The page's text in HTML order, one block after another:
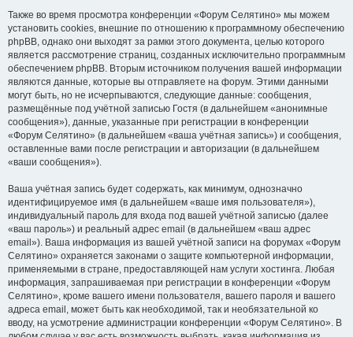
Также во время просмотра конференции «Форум Селятино» мы можем
установить cookies, внешние по отношению к программному обеспечению
phpBB, однако они выходят за рамки этого документа, целью которого
является рассмотрение страниц, созданных исключительно программным
обеспечением phpBB. Вторым источником получения вашей информации
являются данные, которые вы отправляете на форум. Этими данными
могут быть, но не исчерпываются, следующие данные: сообщения,
размещённые под учётной записью Гостя (в дальнейшем «анонимные
сообщения»), данные, указанные при регистрации в конференции
«Форум Селятино» (в дальнейшем «ваша учётная запись») и сообщения,
оставленные вами после регистрации и авторизации (в дальнейшем
«ваши сообщения»).
Ваша учётная запись будет содержать, как минимум, однозначно
идентифицируемое имя (в дальнейшем «ваше имя пользователя»),
индивидуальный пароль для входа под вашей учётной записью (далее
«ваш пароль») и реальный адрес email (в дальнейшем «ваш адрес
email»). Ваша информация из вашей учётной записи на форумах «Форум
Селятино» охраняется законами о защите компьютерной информации,
применяемыми в стране, предоставляющей нам услуги хостинга. Любая
информация, запрашиваемая при регистрации в конференции «Форум
Селятино», кроме вашего имени пользователя, вашего пароля и вашего
адреса email, может быть как необходимой, так и необязательной ко
вводу, на усмотрение администрации конференции «Форум Селятино». В